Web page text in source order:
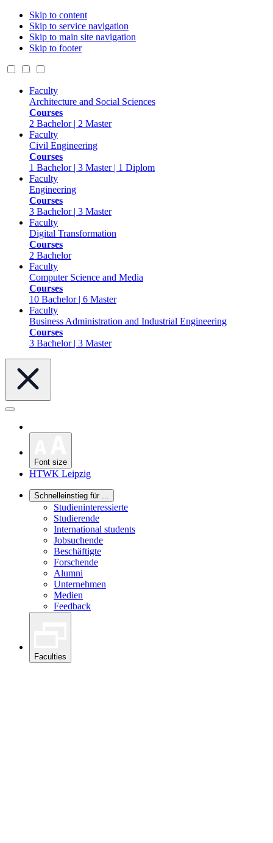
Skip to content
Skip to service navigation
Skip to main site navigation
Skip to footer
Faculty
Architecture and Social Sciences
Courses
2 Bachelor | 2 Master
Faculty
Civil Engineering
Courses
1 Bachelor | 3 Master | 1 Diplom
Faculty
Engineering
Courses
3 Bachelor | 3 Master
Faculty
Digital Transformation
Courses
2 Bachelor
Faculty
Computer Science and Media
Courses
10 Bachelor | 6 Master
Faculty
Business Administration and Industrial Engineering
Courses
3 Bachelor | 3 Master
Font size
HTWK Leipzig
Schnelleinstieg für ...
Studieninteressierte
Studierende
International students
Jobsuchende
Beschäftigte
Forschende
Alumni
Unternehmen
Medien
Feedback
Faculties